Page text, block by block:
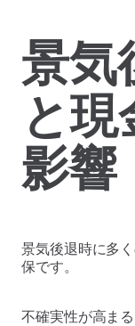
景気
と
影響
景気後退時に多
保です。
不確実性が高ま